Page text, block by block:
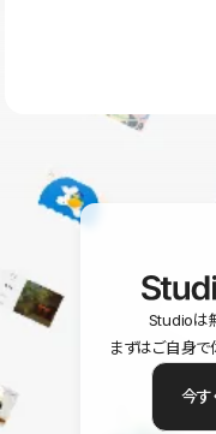
ユーザー同士で質問・
Studioは
まずはご自身で
今す